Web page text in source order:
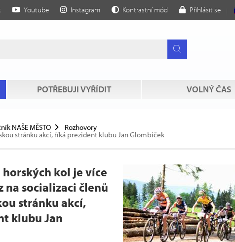
Youtube Instagram Kontrastní mód Přihlásit se
POTŘEBUJI VYŘÍDIT VOLNÝ ČAS
NAŠE MĚSTO Rozhovory
stránku akcí, říká prezident klubu Jan Glombiček
horských kol je více
na socializaci členů
stránku akcí,
klubu Jan